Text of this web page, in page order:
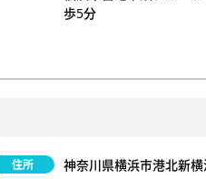
歩5分
住所 神奈川県横浜市港北新